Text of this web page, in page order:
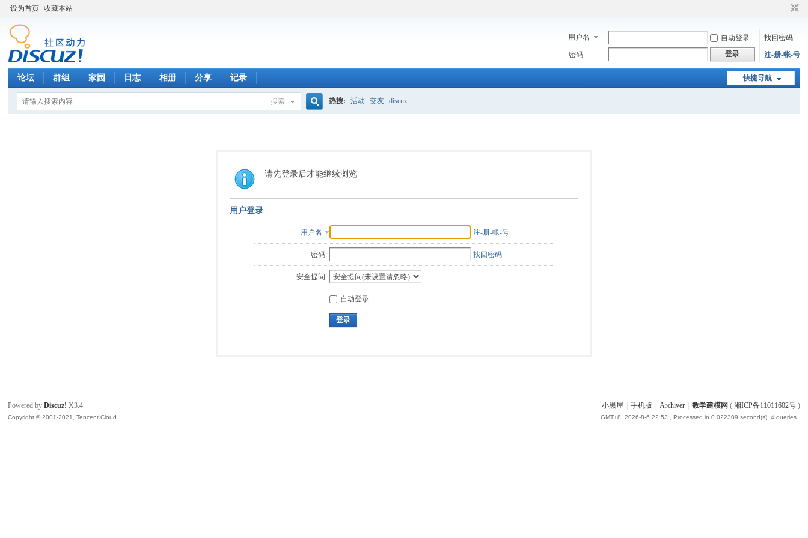
设为首页 收藏本站
用户名 自动登录
找回密码
密码
登录 注-册-帐-号
快捷导航
论坛 群组 家园 日志 相册 分享 记录
搜索
索
热搜: 活动 交友 discuz
请先登录后才能继续浏览
用户登录
用户名 注-册-帐-号
密码: 找回密码
安全提问:
自动登录
登录
小黑屋 手机版 Archiver 数学建模网 ( 湘ICP备11011602号)
GMT+8, 2026-8-6 22:53 , Processed in 0.022309 second(s), 4 queries .
Powered byDiscuz! X3.4
Copyright © 2001-2021, Tencent Cloud.